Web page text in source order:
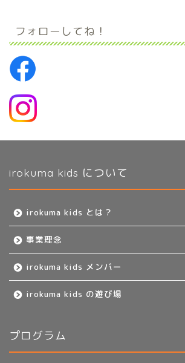
フォローしてね！
irokuma kids について
irokuma kids とは？
事業理念
irokuma kids メンバー
irokuma kids の遊び場
プログラム